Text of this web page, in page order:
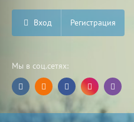
Вход Регистрация
Мы в соц.сетях: